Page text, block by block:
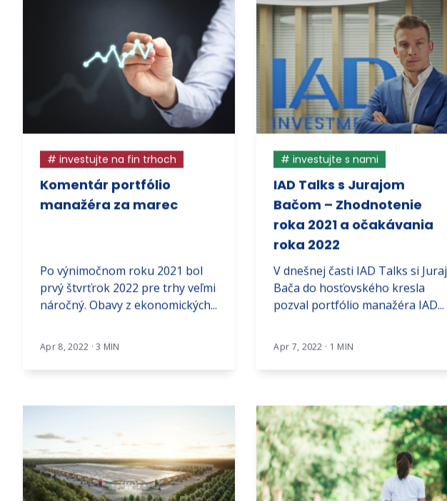
# investujte na fin trhoch
Komentár portfólio
manažéra za marec
Po výnimočnom roku 2021 bol
prvý štvrťrok 2022 pre trhy veľmi
náročný. Obavy z ekonomických...
Apr 8, 2022 · 3 MIN
# investujte s nami
IAD Talks s Jurajom
Bačom – Zhodnotenie
roka 2021 a očakávania
roka 2022
V dnešnej časti IAD Talks si Juraj
Bača do hosťovského kresla
pozval portfólio manažéra IAD...
Apr 7, 2022 · 1 MIN